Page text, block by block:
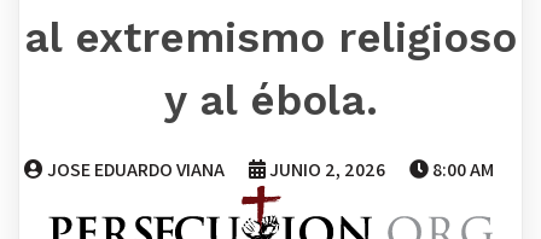
al extremismo religioso
y al ébola.
JOSE EDUARDO VIANA JUNIO 2, 2026 8:00 AM